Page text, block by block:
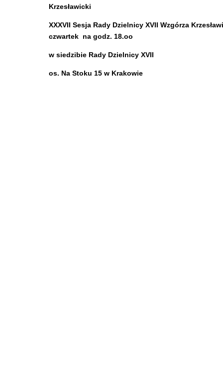
Krzesławicki
XXXVII Sesja Rady Dzielnicy XVII Wzgórza
czwartek na godz. 18.oo
w siedzibie Rady Dzielnicy XVII
os. Na Stoku 15 w Krakowie